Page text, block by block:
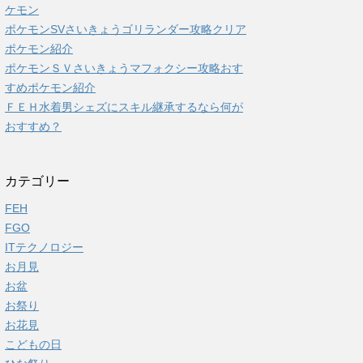
ケモン
ポケモンSVさいきょうゴリランダー攻略クリア
ポケモン紹介
ポケモンＳＶさいきょうマフォクシー攻略おす
すめポケモン紹介
ＦＥＨ水着男シェズにスキル継承するなら何が
おすすめ？
カテゴリー
FEH
FGO
ITテクノロジー
お月見
お盆
お祭り
お花見
こどもの日